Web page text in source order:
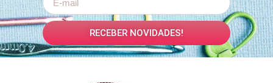
RECEBER NOVIDADES!